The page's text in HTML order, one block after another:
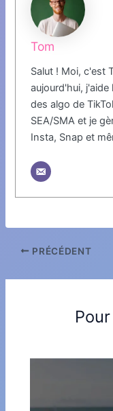
Tom
Salut ! Moi, c'est
aujourd'hui,
des algo de
SEA/SMA et je
Insta, Snap et
PRÉCÉDENT